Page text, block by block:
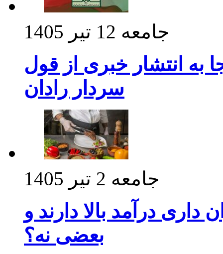
جامعه 12 تیر 1405
به انتشار خبری از قول
سردار رادان
جامعه 2 تیر 1405
درآمد بالا دارند و
بعضی نه؟